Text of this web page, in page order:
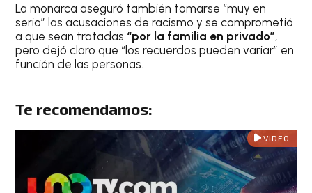
La monarca aseguró también tomarse “muy en
serio” las acusaciones de racismo y se comprometió
a que sean tratadas “por la familia en privado”,
pero dejó claro que “los recuerdos pueden variar” en
función de las personas.
Te recomendamos:
VIDEO